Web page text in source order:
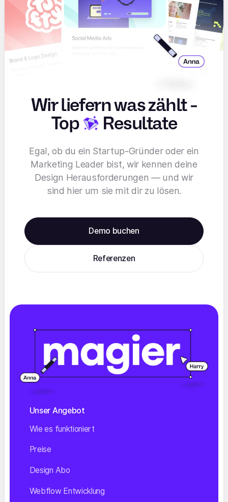
Wir liefern was zählt -
Top
Resultate
Egal, ob du ein Startup-Gründer oder ein
Marketing Leader bist, wir kennen deine
Design Herausforderungen — und wir
sind hier um sie mit dir zu lösen.
Demo buchen
Referenzen
Unser Angebot
Wie es funktioniert
Preise
Design Abo
Webflow Entwicklung